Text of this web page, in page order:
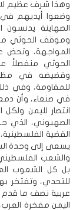
وهذا شرف عظيم لا
وضعوا أيديهم في
الصهاينة
وموقف الحوثي
المواجهة، وتحض
الحوثي منفصلاً
وقضيضه في
للمقاومة، وفي
في صنعاء، وأن
انتصار لليمن ولكل
الصهيوني، الذي
القضية
يسعى إلى وحدة
والشعب
بل كل الشعوب
للتحدي، وتفتخر
عربية نصف ما قدم
اليمن مفخرة